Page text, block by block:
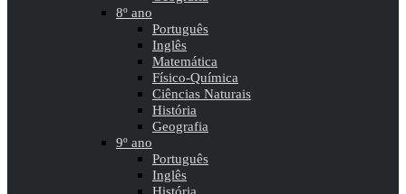
8º ano
Português
Inglês
Matemática
Físico-Química
Ciências Naturais
História
Geografia
9º ano
Português
Inglês